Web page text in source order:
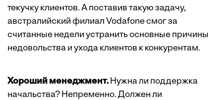
текучку клиентов. А поставив такую задачу,
австралийский филиал Vodafone смог за
считанные недели устранить основные причины
недовольства и ухода клиентов к конкурентам.
Хороший менеджмент.Нужна ли поддержка
начальства? Непременно. Должен ли